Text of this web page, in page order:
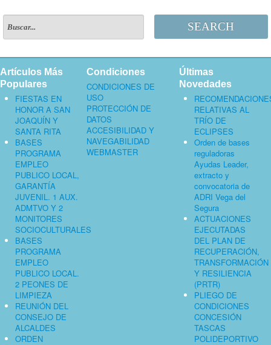
SEARCH
Artículos Más
Populares
FIESTAS EN
HONOR A SAN
JOAQUÍN Y
SANTA RITA
BASES
PROGRAMA
EMPLEO
PUBLICO LOCAL,
GARANTÍA
JUVENIL. 1 AUX.
ADMTVO Y 2
MONITORES
SOCIOCULTURALES
BASES
PROGRAMA
EMPLEO
PUBLICO LOCAL.
2 PEONES DE
LIMPIEZA
REUNIÓN DEL
CONSEJO DE
ALCALDES
ORDEN
Condiciones
CONDICIONES DE
USO
PROTECCIÓN DE
DATOS
ACCESIBILIDAD Y
NAVEGABILIDAD
WEBMASTER
Últimas
Novedades
RELATIVAS AL
TRÍO DE
ECLIPSES
Orden de bases
reguladoras
Ayudas Leader,
extracto y
convocatoria de
ADRI Vega del
Segura
ACTUACIONES
EJECUTADAS
DEL PLAN DE
RECUPERACIÓN,
TRANSFORMACIÓN
Y RESILIENCIA
(PRTR)
PLIEGO DE
CONDICIONES
CONCESIÓN
TASCAS
POLIDEPORTIVO